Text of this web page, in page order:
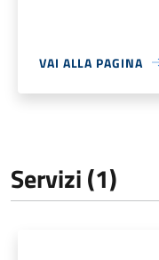
VAI ALLA PAGINA
Servizi (1)